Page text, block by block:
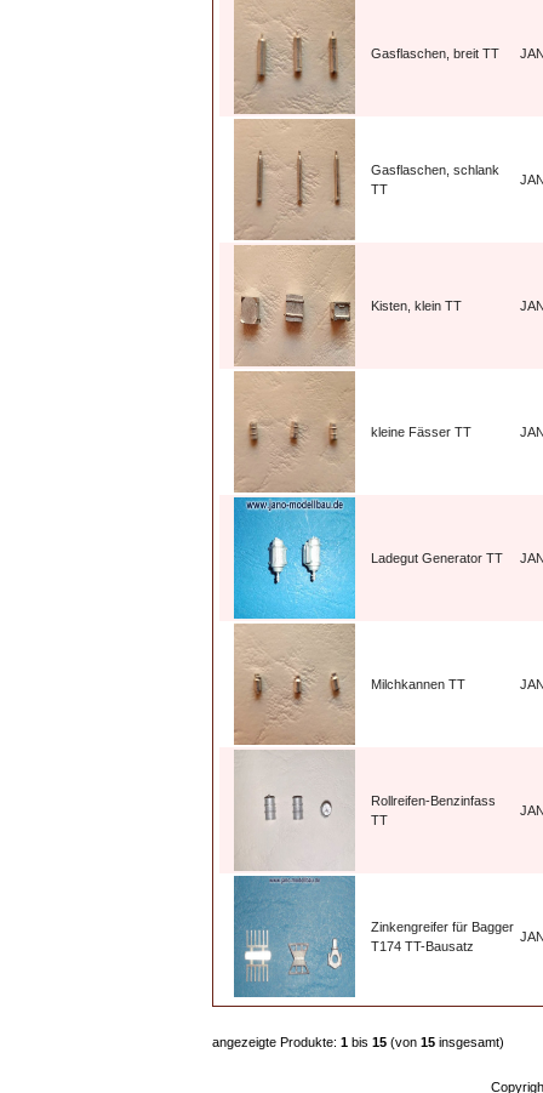
Gasflaschen, breit TT
Gasflaschen, schlank
TT
Kisten, klein TT
kleine Fässer TT
Ladegut Generator TT
Milchkannen TT
Rollreifen-Benzinfass
TT
Zinkengreifer für Bagger
T174 TT-Bausatz
angezeigte Produkte: 1 bis 15 (von 15 insgesamt)